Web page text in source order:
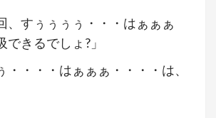
、すぅぅぅぅ・・・はぁぁぁ
できるでしょ?」
・・・・はぁぁぁ・・・・は、